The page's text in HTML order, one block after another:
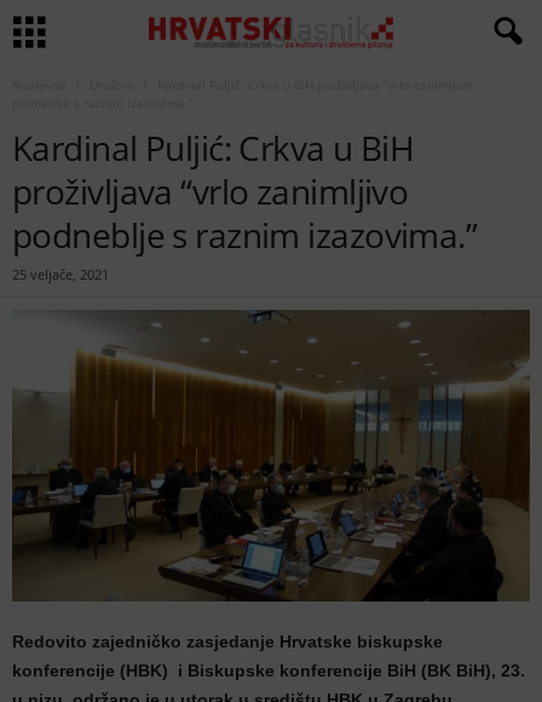
Kardinal Puljić: Crkva u BiH
proživljava “vrlo zanimljivo
podneblje s raznim izazovima.”
25 veljače, 2021
Redovito zajedničko zasjedanje Hrvatske biskupske
konferencije (HBK) i Biskupske konferencije BiH (BK BiH), 23.